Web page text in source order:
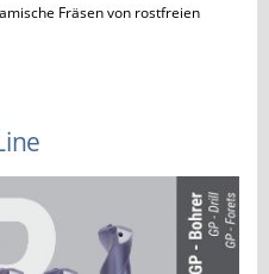
Fräsen von rostfreien